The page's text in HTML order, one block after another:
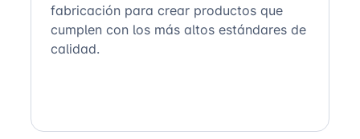
fabricación para crear productos que
cumplen con los más altos estándares de
calidad.